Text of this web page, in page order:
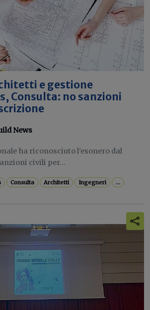
e gestione
Consulta: no sanzioni
News
ha riconosciuto l’esonero dal
civili per...
Consulta Architetti Ingegneri ...